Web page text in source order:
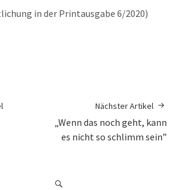
in der Printausgabe 6/2020)
Nächster Artikel
„Wenn das noch geht, kann
es nicht so schlimm sein”